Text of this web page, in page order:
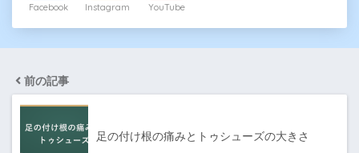
Facebook Instagram YouTube
前の記事
足の付け根の痛みとトゥシューズの大きさ